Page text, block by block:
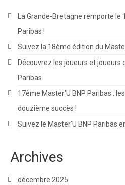
La Grande-Bretagne remporte le
Paribas !
Suivez la 18ème édition du
Découvrez les joueurs et joueurs
Paribas.
17ème Master’U BNP Paribas :
douzième succès !
Suivez le Master’U BNP Paribas
Archives
décembre 2025